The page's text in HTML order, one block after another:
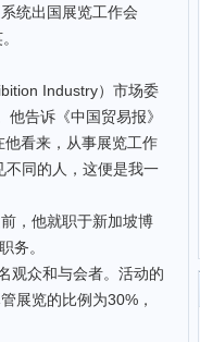
统出国展览工作会
Industry）市场委
告诉《中国贸易报》
看来，从事展览工作
不同的人，这便是我一
，他就职于新加坡博
务。
众和与会者。活动的
展览的比例为30%，